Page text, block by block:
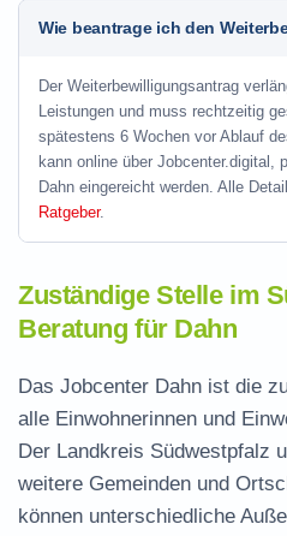
Wie beantrage ich den
Der Weiterbewilligungsantrag
Leistungen und muss rechtzeitig
spätestens 6 Wochen vor Ablauf
kann online über Jobcenter.digital,
Dahn eingereicht werden. Alle
Ratgeber.
Zuständige Stelle im
Beratung für Dahn
Das Jobcenter Dahn ist die
alle Einwohnerinnen und
Der Landkreis Südwestpfalz
weitere Gemeinden und
können unterschiedliche